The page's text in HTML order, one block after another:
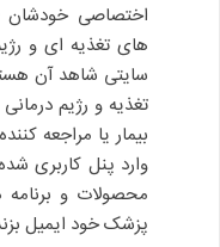
اختصاصی خودشان
های تغذیه ای و
سایتی شاهد آن
تغذیه و رژیم
بیمار یا مراجعه
وارد پنل کاربری
محصولات و
پزشک خود ایمیل